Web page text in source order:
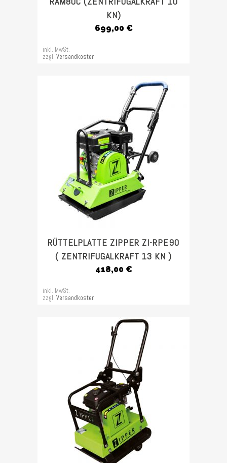
KN)
699,00 €
inkl. MwSt.
zzgl. Versandkosten
RÜTTELPLATTE ZIPPER ZI-RPE90
( ZENTRIFUGALKRAFT 13 KN )
418,00 €
inkl. MwSt.
zzgl. Versandkosten